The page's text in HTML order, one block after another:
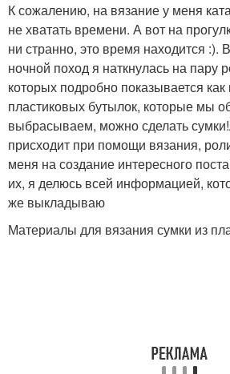
К сожалению, на вязание у меня
не хватать времени. А вот на
ни странно, это время находится :).
ночной поход я наткнулась на пару
которых подробно показывается
пластиковых бутылок, которые мы
выбрасываем, можно сделать
присходит при помощи вязания,
меня на создание интересного
их, я делюсь всей информацией,
же выкладываю
Материалы для вязания сумки из